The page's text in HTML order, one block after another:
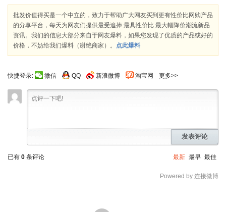
批发价值得买是一个中立的，致力于帮助广大网友买到更有性价比网购产品
的分享平台，每天为网友们提供最受追捧 最具性价比 最大幅降价潮流新品
资讯。我们的信息大部分来自于网友爆料，如果您发现了优质的产品或好的
价格，不妨给我们爆料（谢绝商家）。 点此爆料
快捷登录: 微信 QQ 新浪微博 淘宝网 更多>>
发表评论
已有 0 条评论 最新 最早 最佳
Powered by 连接微博